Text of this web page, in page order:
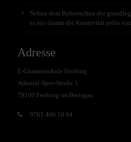
Neben dem Beherrschen der
es mir darum die Kreativität jedes
Adresse
E-Gitarrenschule Freiburg
Admiral-Spee-Straße 1
79100 Freiburg im Breisgau
0761 400 10 64